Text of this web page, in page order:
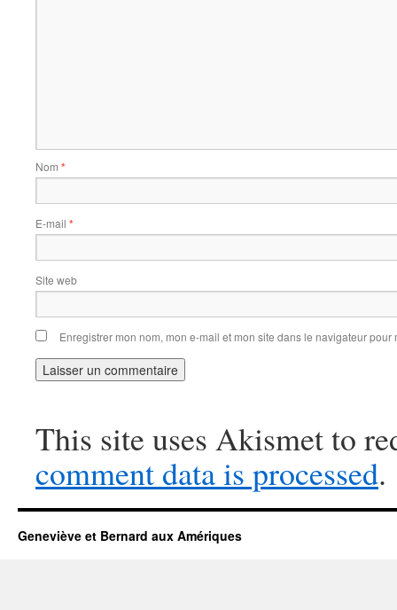
Nom *
E-mail *
Site web
Enregistrer mon nom, mon e-mail et mon site dans le navigateur
This site uses Akismet to
comment data is processed.
Geneviève et Bernard aux Amériques